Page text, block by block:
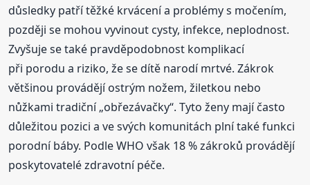
důsledky patří těžké krvácení a problémy s močením,
později se mohou vyvinout cysty, infekce, neplodnost.
Zvyšuje se také pravděpodobnost komplikací
při porodu a riziko, že se dítě narodí mrtvé. Zákrok
většinou provádějí ostrým nožem, žiletkou nebo
nůžkami tradiční „obřezávačky“. Tyto ženy mají často
důležitou pozici a ve svých komunitách plní také funkci
porodní báby. Podle WHO však 18 % zákroků provádějí
poskytovatelé zdravotní péče.